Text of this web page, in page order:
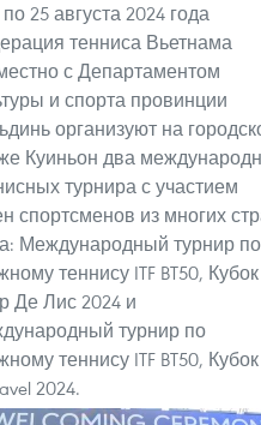
25 августа 2024 года
тенниса Вьетнама
с Департаментом
и спорта провинции
организуют на
Куиньон два
турнира с участием
спортсменов из многих
Международный турнир по
теннису ITF BT50, Кубок
Де Лис 2024 и
турнир по
теннису ITF BT50, Кубок
2024.